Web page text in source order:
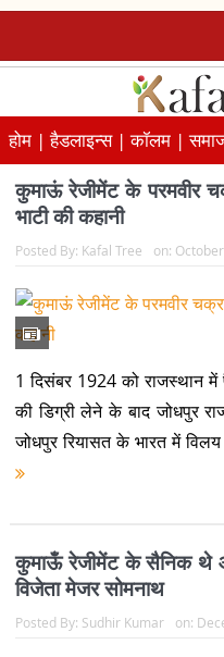
होम |हैडलाइन्स |कॉलम |
कुमाऊं रेजीमेंट के परमवीर
भाटी की कहानी
Posted By: Kafal Tree on:
1 दिसंबर 1924 को राजस्थान
की डिग्री लेने के बाद जोधपुर
जोधपुर रियासत के भारत में
कुमाऊँ रेजीमेंट के सैनिक थे
विजेता मेजर सोमनाथ
Posted By: Sudhir Kumar on: